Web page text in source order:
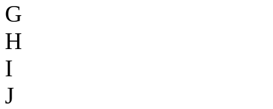
G
H
I
J